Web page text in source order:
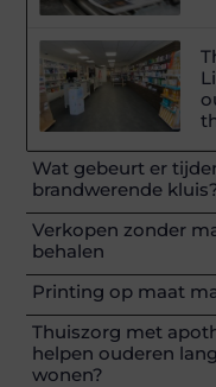
Wat gebeurt er
brandwerende
Verkopen zonder
behalen
Printing op maat
Thuiszorg met
helpen ouderen
wonen?